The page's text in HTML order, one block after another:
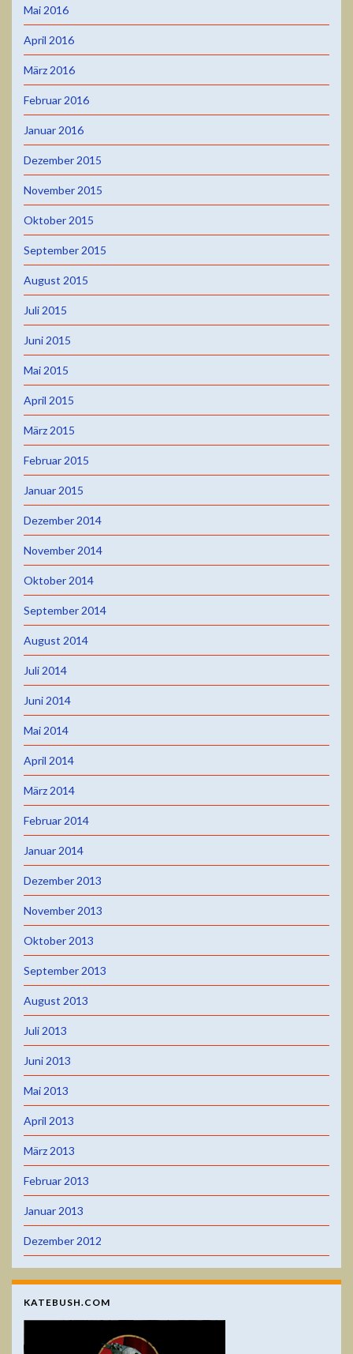
Mai 2016
April 2016
März 2016
Februar 2016
Januar 2016
Dezember 2015
November 2015
Oktober 2015
September 2015
August 2015
Juli 2015
Juni 2015
Mai 2015
April 2015
März 2015
Februar 2015
Januar 2015
Dezember 2014
November 2014
Oktober 2014
September 2014
August 2014
Juli 2014
Juni 2014
Mai 2014
April 2014
März 2014
Februar 2014
Januar 2014
Dezember 2013
November 2013
Oktober 2013
September 2013
August 2013
Juli 2013
Juni 2013
Mai 2013
April 2013
März 2013
Februar 2013
Januar 2013
Dezember 2012
KATEBUSH.COM